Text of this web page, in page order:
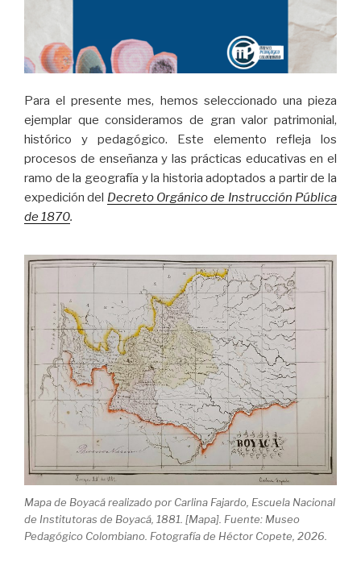
Para el presente mes, hemos seleccionado una pieza
ejemplar que consideramos de gran valor patrimonial,
histórico y pedagógico. Este elemento refleja los
procesos de enseñanza y las prácticas educativas en el
ramo de la geografía y la historia adoptados a partir de la
expedición del Decreto Orgánico de Instrucción Pública
de 1870.
Mapa de Boyacá realizado por Carlina Fajardo, Escuela Nacional
de Institutoras de Boyacá, 1881. [Mapa]. Fuente: Museo
Pedagógico Colombiano. Fotografía de Héctor Copete, 2026.